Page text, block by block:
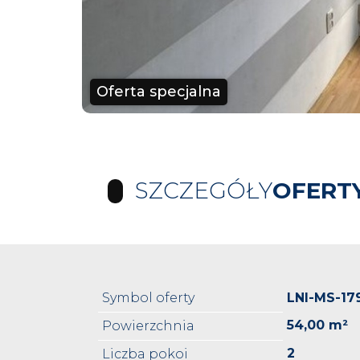
Oferta specjalna
SZCZEGÓŁY
Symbol oferty
LNI-MS-
Powierzchnia
54,00 m²
Liczba pokoi
2